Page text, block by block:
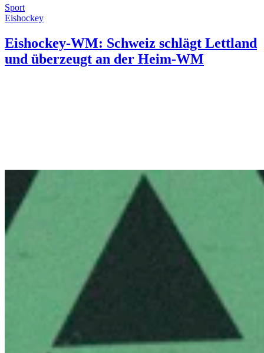
Sport
Eishockey
Eishockey-WM: Schweiz schlägt Lettland
und überzeugt an der Heim-WM